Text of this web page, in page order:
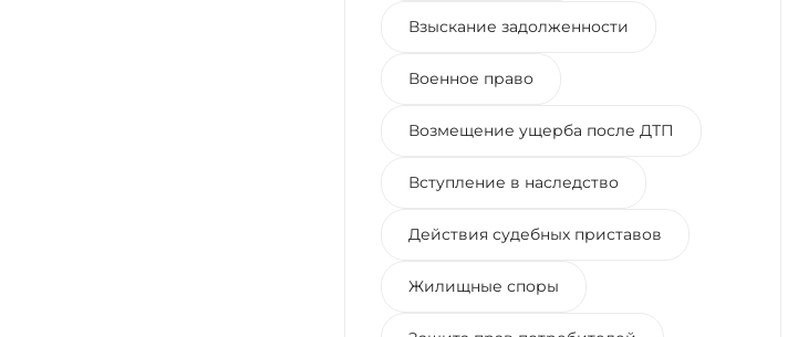
Взыскание задолженности
Военное право
Возмещение ущерба после ДТП
Вступление в наследство
Действия судебных приставов
Жилищные споры